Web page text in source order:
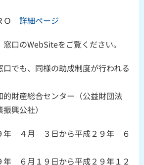
Ｏ 詳細ページ
口のWebSiteをご覧ください。
でも、同様の助成制度が行われる
産総合センター（公益財団法
興公社）
年 ４月 ３日から平成２９年 ６
６月１９日から平成２９年１２